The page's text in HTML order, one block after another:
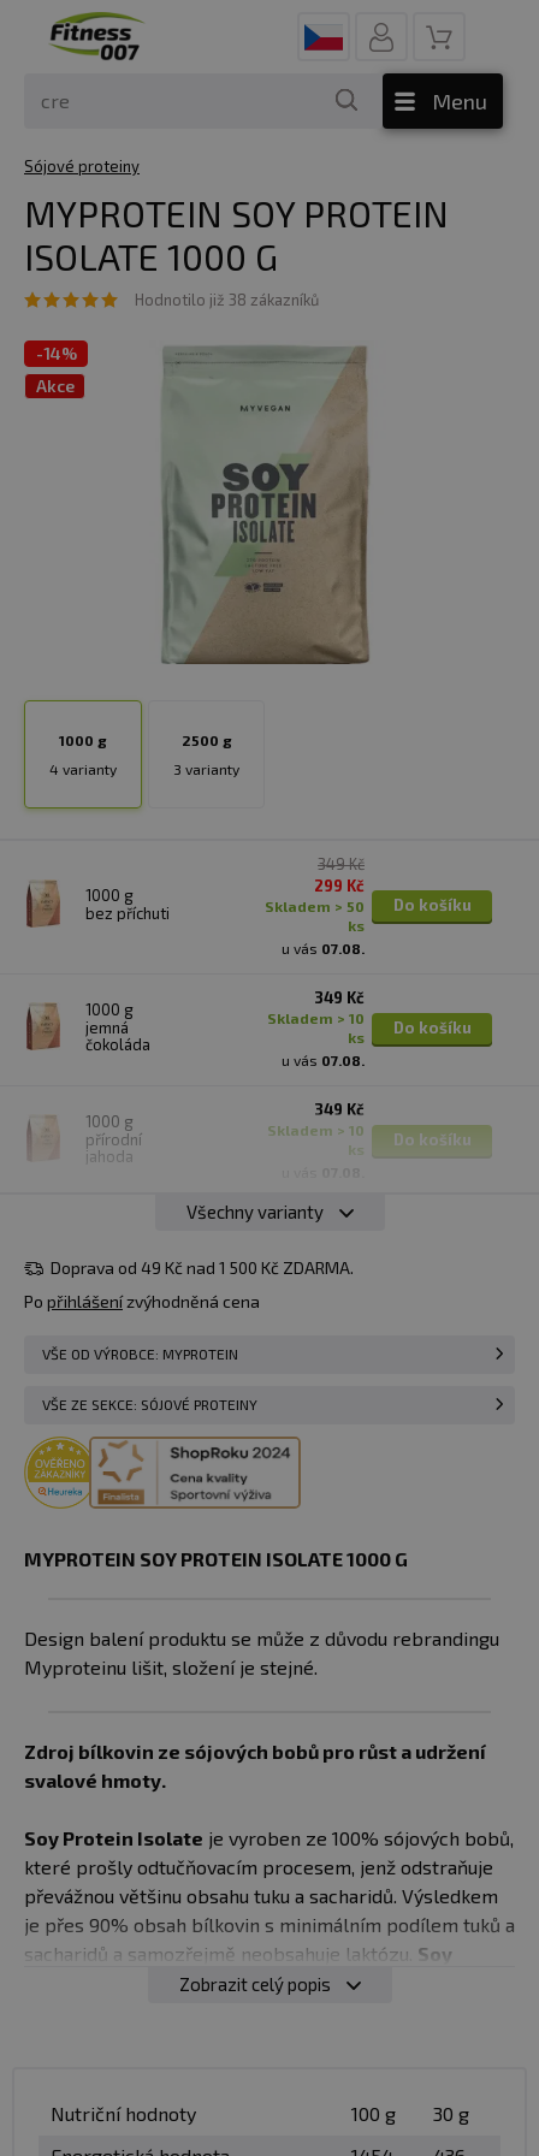
Menu
Sójové proteiny
MYPROTEIN SOY PROTEIN
ISOLATE 1000 G
Hodnotilo již 38 zákazníků
-14%
Akce
1000 g
4 varianty
2500 g
3 varianty
1000 g
bez příchuti
349 Kč
299 Kč
skladem > 50
ks
u vás 07.08.
Do košíku
1000 g
jemná
čokoláda
349 Kč
skladem > 10
ks
u vás 07.08.
Do košíku
1000 g
přírodní
jahoda
349 Kč
skladem > 10
ks
Do košíku
349 Kč
u vás07.08.
Všechny varianty
Doprava od 49 Kč nad 1 500 Kč ZDARMA.
Po přihlášenízvýhodněná cena
VŠE OD VÝROBCE: MYPROTEIN
VŠE ZE SEKCE: SÓJOVÉ PROTEINY
MYPROTEIN SOY PROTEIN ISOLATE 1000 G
Design balení produktu se může z důvodu rebrandingu
Myproteinu lišit, složení je stejné.
Zdroj bílkovin ze sójových bobů pro růst a udržení
svalové hmoty.
Soy Protein Isolate je vyroben ze 100% sójových bobů,
které prošly odtučňovacím procesem, jenž odstraňuje
převážnou většinu obsahu tuku a sacharidů. Výsledkem
je přes 90% obsah bílkovin s minimálním podílem tuků a
sacharidů a samozřejmě neobsahuje laktózu. Soy
Protein Isolate nabízí komplexní profil aminokyselin
nebo profesionálních. Je ideální i pro vegetariány,
Zobrazit celý popis
Nutriční hodnoty 100 g
30 g